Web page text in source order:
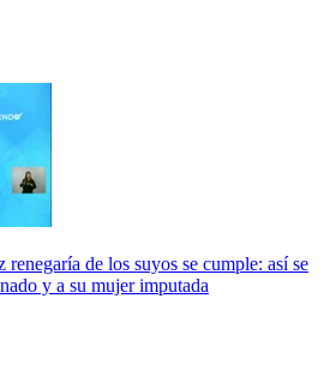
de los suyos se cumple: así se
y a su mujer imputada